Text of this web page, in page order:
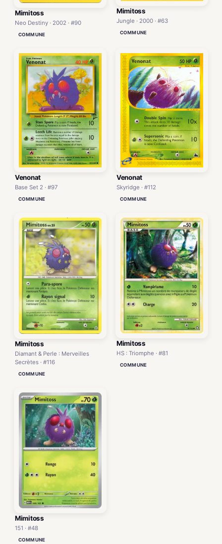
Mimitoss
Neo Destiny · 2002 · #90
COMMUNE
Mimitoss
Jungle · 2000 · #63
COMMUNE
Venonat
Base Set 2 · #97
COMMUNE
Venonat
Skyridge · #112
COMMUNE
Mimitoss
Diamant & Perle : Merveilles
Secrètes · #116
COMMUNE
Mimitoss
HS : Triomphe · #81
COMMUNE
Mimitoss
151 · #48
COMMUNE